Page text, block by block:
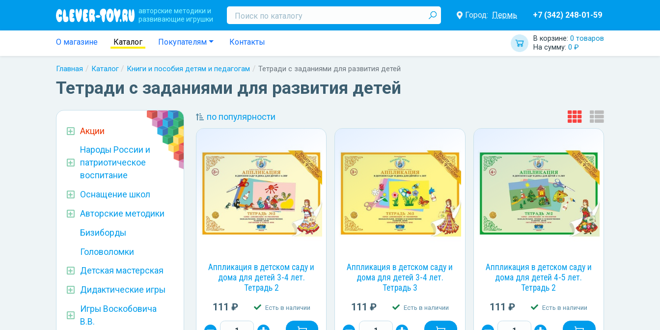
авторские методики и
развивающие игрушки
Город: Пермь +7 (342) 248-01-59
О магазине Каталог Покупателям Контакты В корзине: 0 товаров
На сумму: 0 ₽
Главная Каталог Книги и пособия детям и педагогам Тетради с заданиями для развития детей
Тетради с заданиями для развития детей
Акции
Народы России и
патриотическое
воспитание
Оснащение школ
Авторские методики
Бизиборды
Головоломки
Детская мастерская
Дидактические игры
Игры Воскобовича
В.В.
по популярности
Аппликация в детском саду и
дома для детей 3-4 лет.
Тетрадь 2
111 ₽ Есть в наличии
Аппликация в детском саду и
дома для детей 3-4 лет.
Тетрадь 3
111 ₽ Есть в наличии
Аппликация в детском саду и
дома для детей 4-5 лет.
Тетрадь 2
111 ₽ Есть в наличии